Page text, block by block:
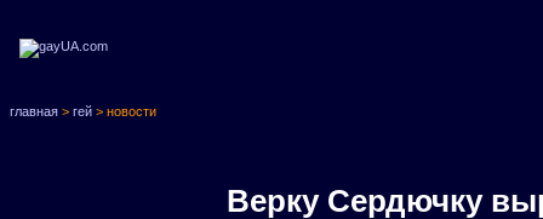
главная > гей > новости
Верку Сердючку